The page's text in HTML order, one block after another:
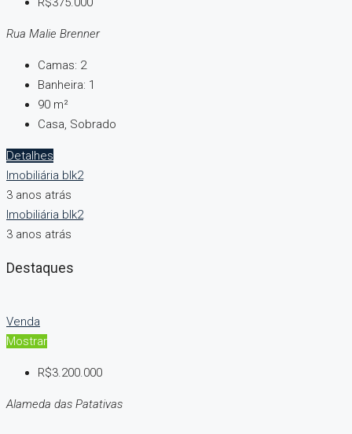
Rua Malie Brenner
Camas: 2
Banheira: 1
90 m²
Casa, Sobrado
Detalhes
Imobiliária blk2
3 anos atrás
Imobiliária blk2
3 anos atrás
Destaques
Venda
Mostrar
R$3.200.000
Alameda das Patativas